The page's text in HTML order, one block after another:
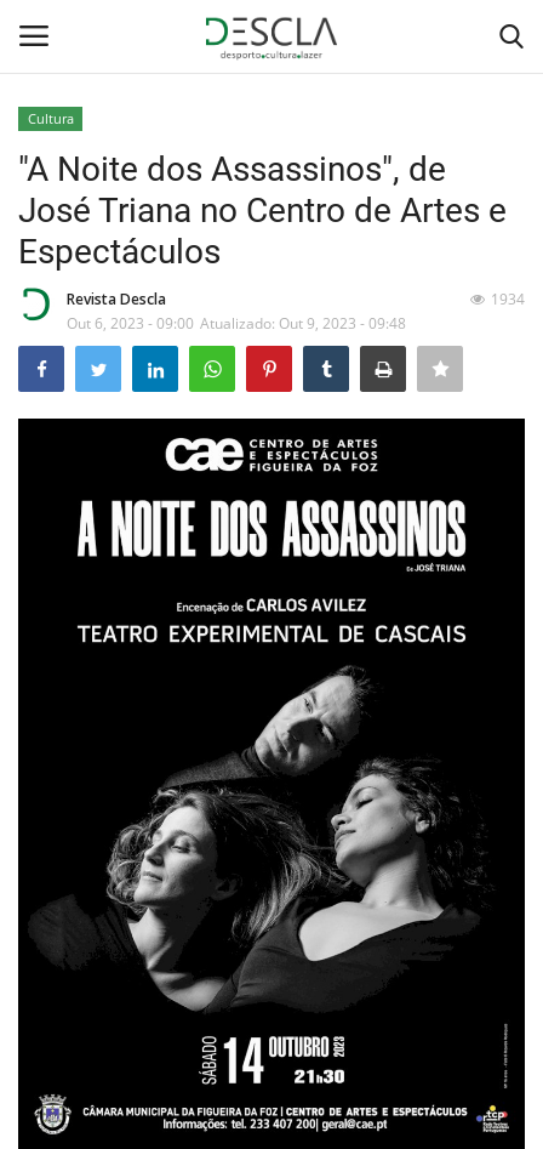
Home
...by Descla
Desporto
Educação
Ambiente
Cultura
"A Noite dos Assassinos", de
José Triana no Centro de Artes e
Espectáculos
Revista Descla
Out 6, 2023 - 09:00 Atualizado: Out 9, 2023 - 09:48
1934